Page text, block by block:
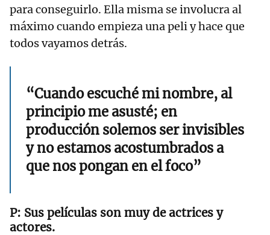
para conseguirlo. Ella misma se involucra al
máximo cuando empieza una peli y hace que
todos vayamos detrás.
“Cuando escuché mi nombre, al
principio me asusté; en
producción solemos ser invisibles
y no estamos acostumbrados a
que nos pongan en el foco”
Sus películas son muy de actrices y
actores.